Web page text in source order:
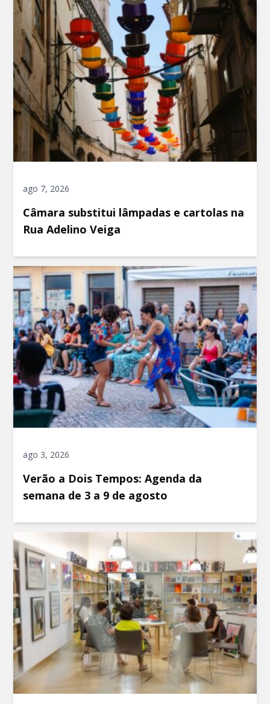
ago 7, 2026
Câmara substitui lâmpadas e cartolas na
Rua Adelino Veiga
ago 3, 2026
Verão a Dois Tempos: Agenda da
semana de 3 a 9 de agosto